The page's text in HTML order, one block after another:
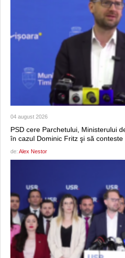
04 august 2026
PSD cere Parchetului, Ministerului
în cazul Dominic Fritz şi să
de: Alex Nestor